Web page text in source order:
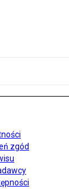
zgód